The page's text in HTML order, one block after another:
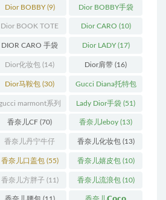
(10)
Dior BOBBY(9) Dior BOBBY手袋
(26)
Dior BOOK TOTE
手袋(163)
Dior CARO (10)
DIOR CARO 手袋
(31)
Dior LADY(17)
Dior化妆包 (14) Dior肩带 (16)
Dior马鞍包 (30) Gucci Diana托特包
(11)
gucci marmont系列
(19)
Lady Dior手袋 (51)
香奈儿CF (70) 香奈儿leboy (13)
香奈儿丹宁牛仔
(12)
香奈儿化妆包(13)
香奈儿口盖包(55) 香奈儿嬉皮包(10)
香奈儿方胖子(11) 香奈儿流浪包(10)